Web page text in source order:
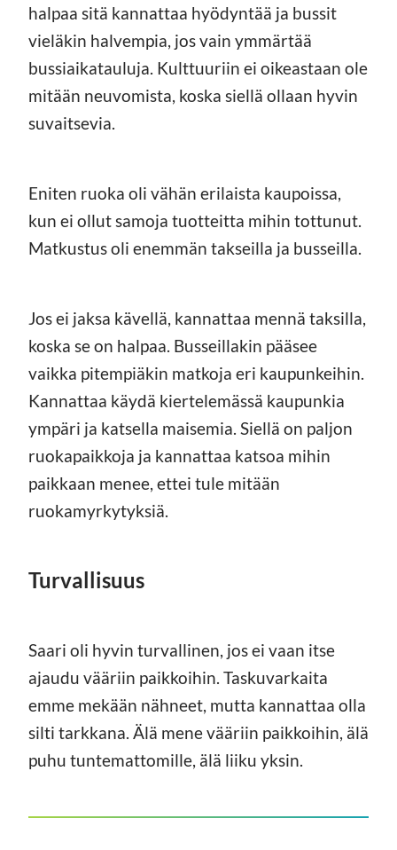
halpaa sitä kannattaa hyödyntää ja bussit
vieläkin halvempia, jos vain ymmärtää
bussiaikatauluja. Kulttuuriin ei oikeastaan ole
mitään neuvomista, koska siellä ollaan hyvin
suvaitsevia.
Eniten ruoka oli vähän erilaista kaupoissa,
kun ei ollut samoja tuotteitta mihin tottunut.
Matkustus oli enemmän takseilla ja busseilla.
Jos ei jaksa kävellä, kannattaa mennä taksilla,
koska se on halpaa. Busseillakin pääsee
vaikka pitempiäkin matkoja eri kaupunkeihin.
Kannattaa käydä kiertelemässä kaupunkia
ympäri ja katsella maisemia. Siellä on paljon
ruokapaikkoja ja kannattaa katsoa mihin
paikkaan menee, ettei tule mitään
ruokamyrkytyksiä.
Turvallisuus
Saari oli hyvin turvallinen, jos ei vaan itse
ajaudu vääriin paikkoihin. Taskuvarkaita
emme mekään nähneet, mutta kannattaa olla
silti tarkkana. Älä mene vääriin paikkoihin, älä
puhu tuntemattomille, älä liiku yksin.